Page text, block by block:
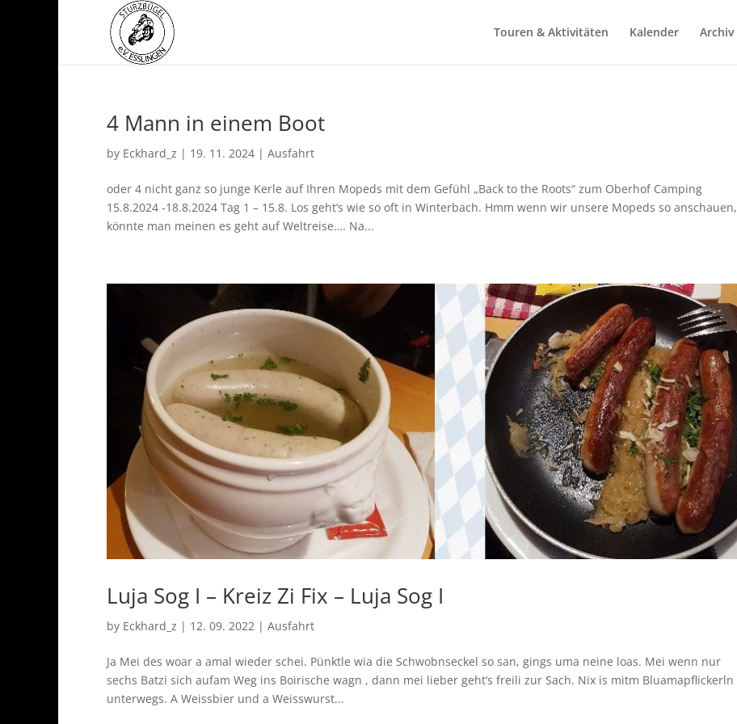
Touren & Aktivitäten Kalender Archiv
4 Mann in einem Boot
by Eckhard_z | 19. 11. 2024 | Ausfahrt
oder 4 nicht ganz so junge Kerle auf Ihren Mopeds mit dem Gefühl „Back to the Roots“ zum Oberhof Camping
15.8.2024 -18.8.2024 Tag 1 – 15.8. Los geht’s wie so oft in Winterbach. Hmm wenn wir unsere Mopeds so anschauen,
könnte man meinen es geht auf Weltreise…. Na...
Luja Sog I – Kreiz Zi Fix – Luja Sog I
by Eckhard_z | 12. 09. 2022 | Ausfahrt
Ja Mei des woar a amal wieder schei. Pünktle wia die Schwobnseckel so san, gings uma neine loas. Mei wenn nur
sechs Batzi sich aufam Weg ins Boirische wagn , dann mei lieber geht’s freili zur Sach. Nix is mitm Bluamapflickerln
unterwegs. A Weissbier und a Weisswurst...